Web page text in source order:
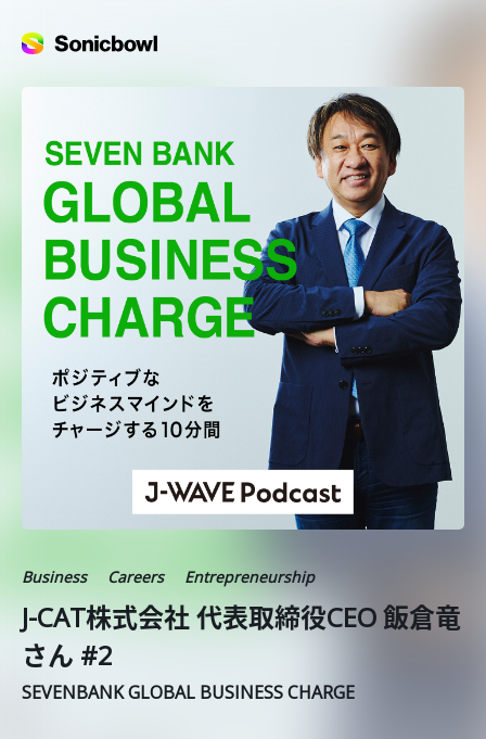
Business Careers Entrepreneurship
J-CAT株式会社 代表取締役CEO 飯倉竜
さん #2
SEVENBANK GLOBAL BUSINESS CHARGE